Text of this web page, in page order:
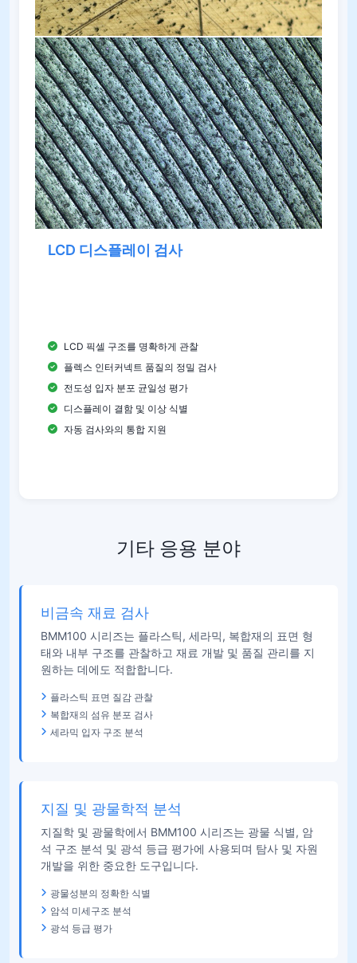
LCD 디스플레이 검사
LCD 픽셀 구조를 명확하게 관찰
플렉스 인터커넥트 품질의 정밀 검사
전도성 입자 분포 균일성 평가
디스플레이 결함 및 이상 식별
자동 검사와의 통합 지원
기타 응용 분야
비금속 재료 검사
BMM100 시리즈는 플라스틱, 세라믹, 복합재의 표면 형
태와 내부 구조를 관찰하고 재료 개발 및 품질 관리를 지
원하는 데에도 적합합니다.
플라스틱 표면 질감 관찰
복합재의 섬유 분포 검사
세라믹 입자 구조 분석
지질 및 광물학적 분석
지질학 및 광물학에서 BMM100 시리즈는 광물 식별, 암
석 구조 분석 및 광석 등급 평가에 사용되며 탐사 및 자원
개발을 위한 중요한 도구입니다.
광물성분의 정확한 식별
암석 미세구조 분석
광석 등급 평가